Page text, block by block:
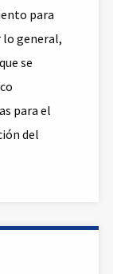
para
lo general,
se
para el
del